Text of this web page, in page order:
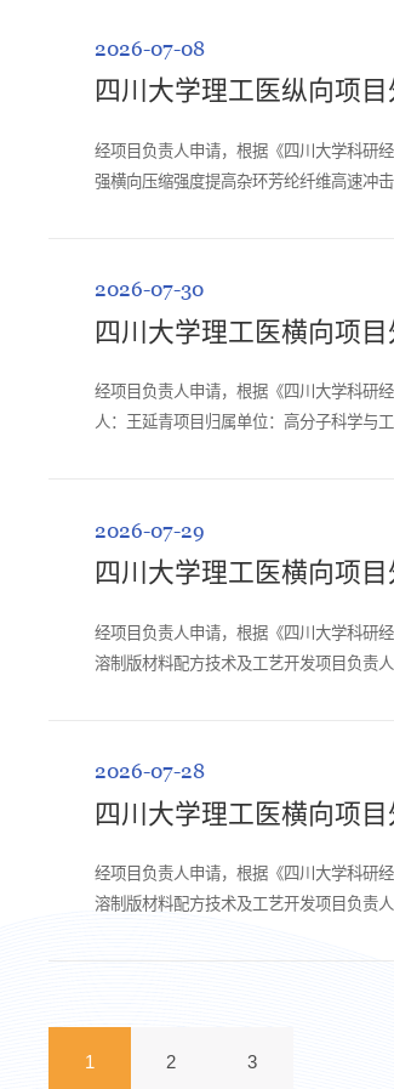
2026-07-08
四川大学理工医纵向项
经项目负责人申请，根据《四川大学科研
强横向压缩强度提高杂环芳纶纤维高速冲
2026-07-30
四川大学理工医横向项
经项目负责人申请，根据《四川大学科研
人：王延青项目归属单位：高分子科学与
2026-07-29
四川大学理工医横向项
经项目负责人申请，根据《四川大学科研
溶制版材料配方技术及工艺开发项目负责
2026-07-28
四川大学理工医横向项
经项目负责人申请，根据《四川大学科研
溶制版材料配方技术及工艺开发项目负责
1 2 3